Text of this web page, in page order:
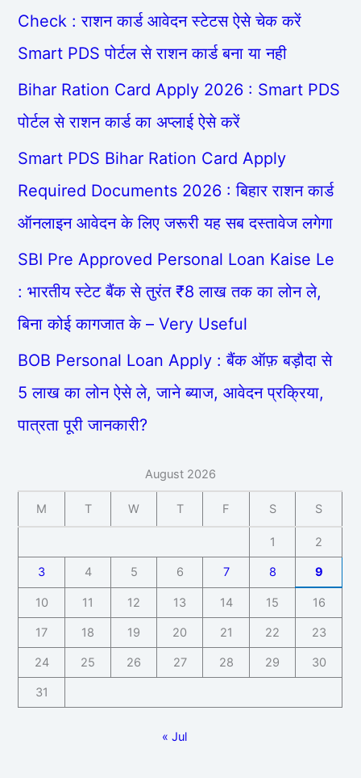
Check : राशन कार्ड आवेदन स्टेटस ऐसे चेक करें
Smart PDS पोर्टल से राशन कार्ड बना या नही
Bihar Ration Card Apply 2026 : Smart PDS
पोर्टल से राशन कार्ड का अप्लाई ऐसे करें
Smart PDS Bihar Ration Card Apply
Required Documents 2026 : बिहार राशन कार्ड
ऑनलाइन आवेदन के लिए जरूरी यह सब दस्तावेज लगेगा
SBI Pre Approved Personal Loan Kaise Le
: भारतीय स्टेट बैंक से तुरंत ₹8 लाख तक का लोन ले,
बिना कोई कागजात के – Very Useful
BOB Personal Loan Apply : बैंक ऑफ़ बड़ौदा से
5 लाख का लोन ऐसे ले, जाने ब्याज, आवेदन प्रक्रिया,
पात्रता पूरी जानकारी?
August 2026
M T W T F S S
1 2
3 4 5 6 7 8 9
10 11 12 13 14 15 16
17 18 19 20 21 22 23
24 25 26 27 28 29 30
31
« Jul